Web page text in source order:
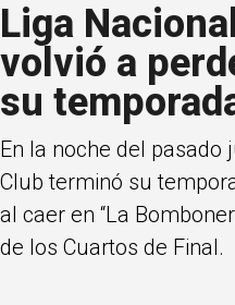
Liga
volvió a
su
En la noche del pasado
Club terminó su
al caer en “La
de los Cuartos de Final.